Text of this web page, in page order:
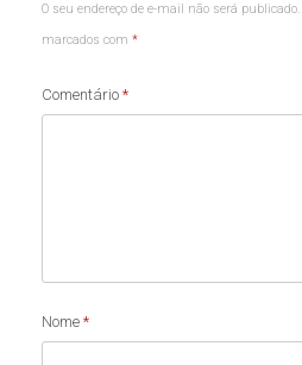
O seu endereço de e-mail não será publicado.
marcados com *
Comentário *
Nome *